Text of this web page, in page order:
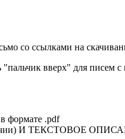
со ссылками на
вверх" для писем с
формате .pdf
И ТЕКСТОВОЕ